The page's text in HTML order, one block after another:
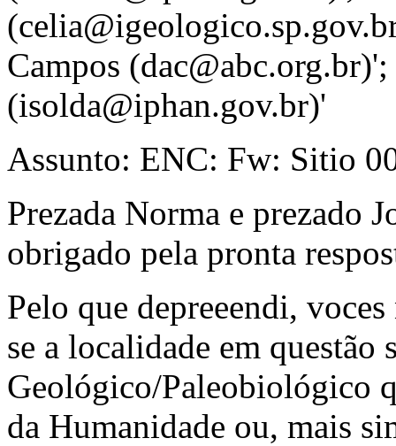
Campos
(isolda@iphan.gov.br)'
Assunto: ENC: Fw: Sitio
Prezada Norma e prezado
obrigado pela pronta
Pelo que depreeendi,
se a localidade em
Geológico/Paleobiológico
da Humanidade ou, mais